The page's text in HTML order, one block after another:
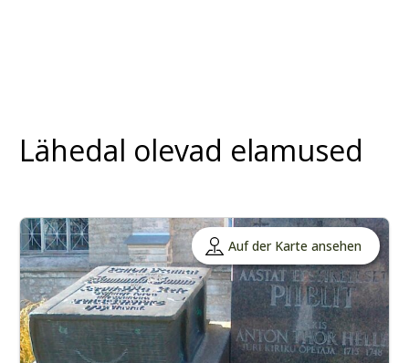
Lähedal olevad elamused
Auf der Karte ansehen